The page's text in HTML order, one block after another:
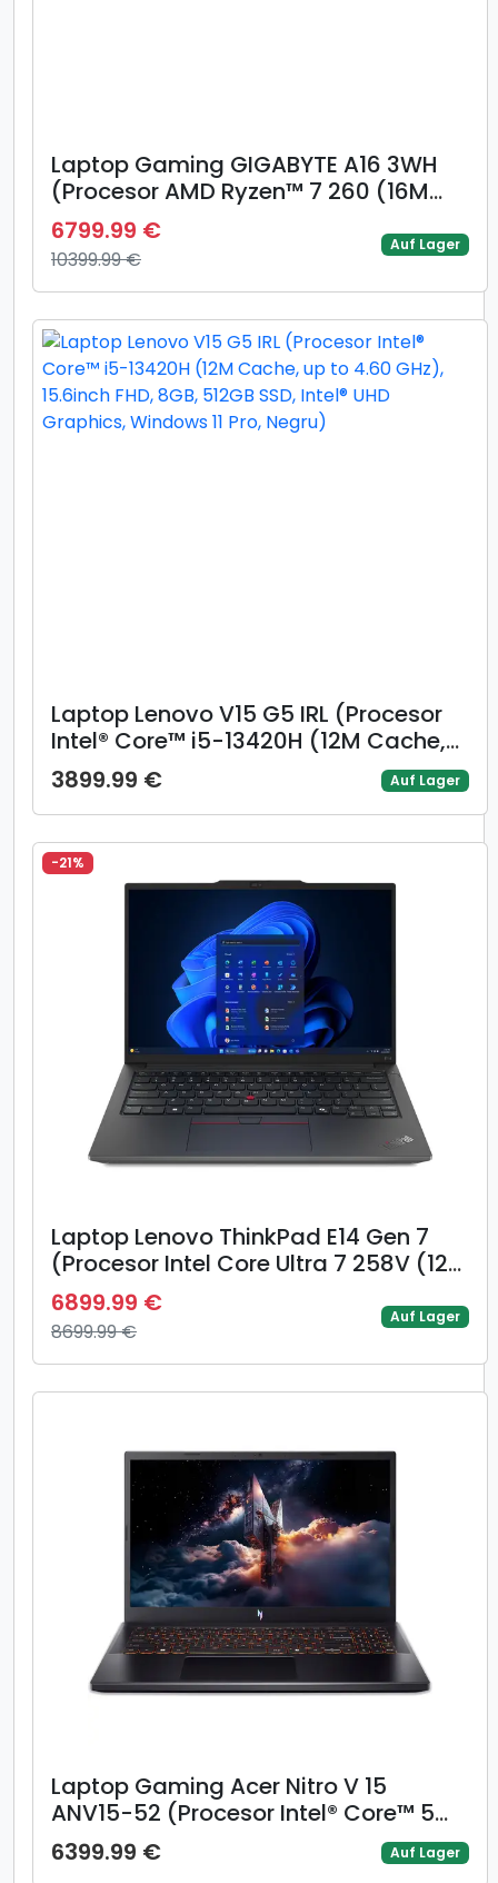
Laptop Gaming GIGABYTE A16 3WH
(Procesor AMD Ryzen™ 7 260 (16M
Cache, up to 5.10 GHz) 16inch WUXGA
165Hz, 16GB, 1TB SSD, GeForce RTX
5070 @8GB, Negru)
6799.99 €
10399.99 €
Auf Lager
Laptop Lenovo V15 G5 IRL (Procesor
Intel® Core™ i5-13420H (12M Cache,
up to 4.60 GHz), 15.6inch FHD, 8GB,
512GB SSD, Intel® UHD Graphics,
Windows 11 Pro, Negru)
3899.99 € Auf Lager
-21%
Laptop Lenovo ThinkPad E14 Gen 7
(Procesor Intel Core Ultra 7 258V (12M
Cache, up to 4.80 GHz) 14inch 2.8K
IPS 120Hz, 32GB LPDDR5X, 512GB SSD,
Intel® Arc 140V Graphics, Negru)
6899.99 €
8699.99 €
Auf Lager
Laptop Gaming Acer Nitro V 15
ANV15-52 (Procesor Intel® Core™ 5
210H (12M Cache, up to 4.80 GHz),
15.6inch FHD 165Hz, 16GB, 512GB SSD,
6399.99 € Auf Lager